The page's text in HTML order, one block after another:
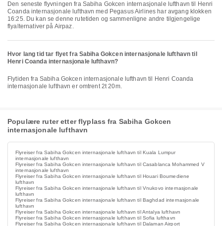
Den seneste flyvningen fra Sabiha Gokcen internasjonale lufthavn til Henri
Coanda internasjonale lufthavn med Pegasus Airlines har avgang klokken
16:25. Du kan se denne rutetiden og sammenligne andre tilgjengelige
flyalternativer på Airpaz.
Hvor lang tid tar flyet fra Sabiha Gokcen internasjonale lufthavn til
Henri Coanda internasjonale lufthavn?
Flytiden fra Sabiha Gokcen internasjonale lufthavn til Henri Coanda
internasjonale lufthavn er omtrent 2t 20m.
Populære ruter etter flyplass fra Sabiha Gokcen
internasjonale lufthavn
Flyreiser fra Sabiha Gokcen internasjonale lufthavn til Kuala Lumpur
internasjonale lufthavn
Flyreiser fra Sabiha Gokcen internasjonale lufthavn til Casablanca Mohammed V
internasjonale lufthavn
Flyreiser fra Sabiha Gokcen internasjonale lufthavn til Houari Boumediene
lufthavn
Flyreiser fra Sabiha Gokcen internasjonale lufthavn til Vnukovo internasjonale
lufthavn
Flyreiser fra Sabiha Gokcen internasjonale lufthavn til Baghdad internasjonale
lufthavn
Flyreiser fra Sabiha Gokcen internasjonale lufthavn til Antalya lufthavn
Flyreiser fra Sabiha Gokcen internasjonale lufthavn til Sofia lufthavn
Flyreiser fra Sabiha Gokcen internasjonale lufthavn til Dalaman Airport